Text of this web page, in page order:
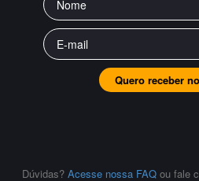
Quero receber
Dúvidas? Acesse nossa FAQ ou fale